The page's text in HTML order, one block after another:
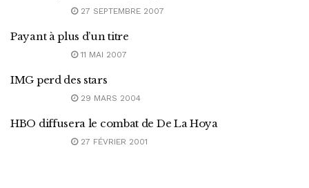
27 SEPTEMBRE 2007
Payant à plus d’un titre
11 MAI 2007
IMG perd des stars
29 MARS 2004
HBO diffusera le combat de De La Hoya
27 FÉVRIER 2001